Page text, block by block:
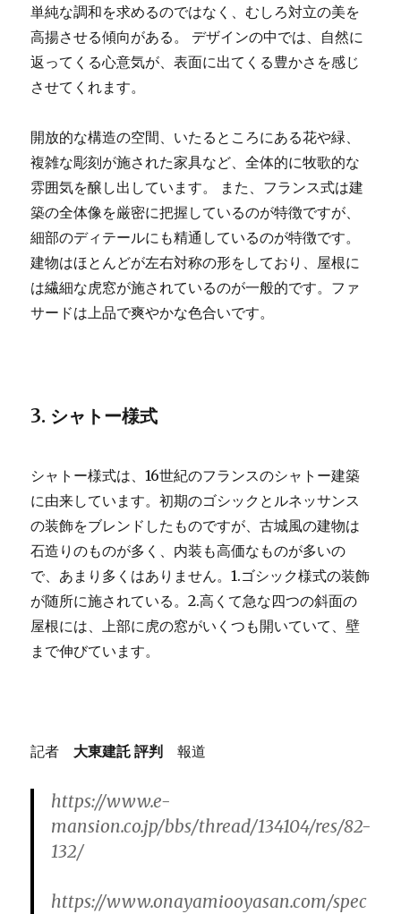
単純な調和を求めるのではなく、むしろ対立の美を
高揚させる傾向がある。 デザインの中では、自然に
返ってくる心意気が、表面に出てくる豊かさを感じ
させてくれます。
開放的な構造の空間、いたるところにある花や緑、
複雑な彫刻が施された家具など、全体的に牧歌的な
雰囲気を醸し出しています。 また、フランス式は建
築の全体像を厳密に把握しているのが特徴ですが、
細部のディテールにも精通しているのが特徴です。
建物はほとんどが左右対称の形をしており、屋根に
は繊細な虎窓が施されているのが一般的です。ファ
サードは上品で爽やかな色合いです。
3. シャトー様式
シャトー様式は、16世紀のフランスのシャトー建築
に由来しています。初期のゴシックとルネッサンス
の装飾をブレンドしたものですが、古城風の建物は
石造りのものが多く、内装も高価なものが多いの
で、あまり多くはありません。1.ゴシック様式の装飾
が随所に施されている。2.高くて急な四つの斜面の
屋根には、上部に虎の窓がいくつも開いていて、壁
まで伸びています。
記者 大東建託 評判 報道
https://www.e-
mansion.co.jp/bbs/thread/134104/res/82-
132/
https://www.onayamiooyasan.com/spec